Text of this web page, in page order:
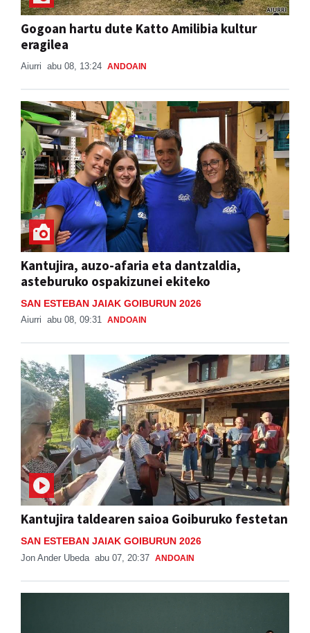
Gogoan hartu dute Katto Amilibia kultur
eragilea
Aiurri abu 08, 13:24 ANDOAIN
Kantujira, auzo-afaria eta dantzaldia,
asteburuko ospakizunei ekiteko
SAN ESTEBAN JAIAK GOIBURUN 2026
Aiurri abu 08, 09:31 ANDOAIN
Kantujira taldearen saioa Goiburuko festetan
SAN ESTEBAN JAIAK GOIBURUN 2026
Jon Ander Ubeda abu 07, 20:37 ANDOAIN